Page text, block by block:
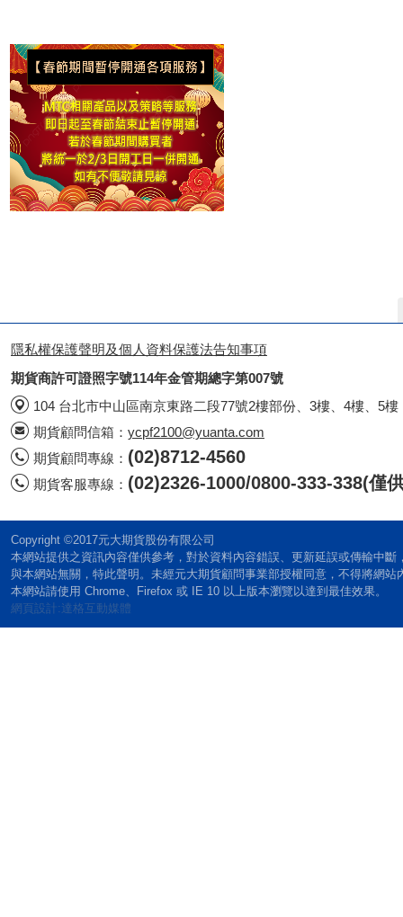
隱私權保護聲明及個人資料保護法告知事項
期貨商許可證照字號114年金管期總字第007號
104 台北市中山區南京東路二段77號2樓部份、3樓、4樓、5樓
期貨顧問信箱： ycpf2100@yuanta.com
期貨顧問專線： (02)8712-4560
期貨客服專線： (02)2326-1000/0800-333-338(僅
Copyright ©2017元大期貨股份有限公司
本網站提供之資訊內容僅供參考，對於資料內容錯誤、更新延誤或傳輸中
與本網站無關，特此聲明。未經元大期貨顧問事業部授權同意，不得將網站
本網站請使用 Chrome、Firefox 或 IE 10 以上版本瀏覽以達到最佳效果。
網頁設計:達格互動媒體